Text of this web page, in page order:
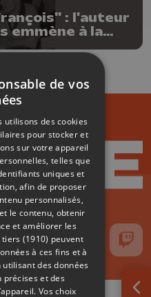
: l'auteur
emmène à la
Truffaut
nous sur TikTok
Suivez-nous sur YouTube
Suivez-nous
de vos
utilisons des cookies
pour stocker et
sur votre appareil
telles que
uniques et
afin de proposer
personnalisés,
le contenu, obtenir
et améliorer les
(1910) peuvent
à ces fins et à
des données
précises et des
Vos choix